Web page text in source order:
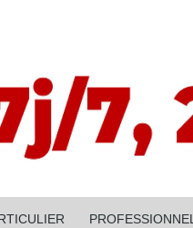
PROFESSIONNEL